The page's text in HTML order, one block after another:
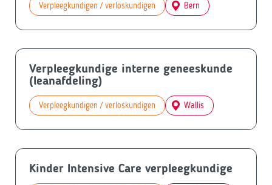
Verpleegkundigen / verloskundigen Bern
Verpleegkundige interne geneeskunde
(leanafdeling)
Verpleegkundigen / verloskundigen Wallis
Kinder Intensive Care verpleegkundige